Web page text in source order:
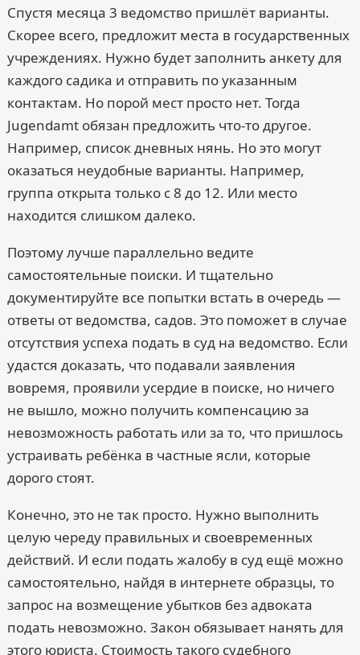
Спустя месяца 3 ведомство пришлёт варианты.
Скорее всего, предложит места в государственных
учреждениях. Нужно будет заполнить анкету для
каждого садика и отправить по указанным
контактам. Но порой мест просто нет. Тогда
Jugendamt обязан предложить что-то другое.
Например, список дневных нянь. Но это могут
оказаться неудобные варианты. Например,
группа открыта только с 8 до 12. Или место
находится слишком далеко.
Поэтому лучше параллельно ведите
самостоятельные поиски. И тщательно
документируйте все попытки встать в очередь —
ответы от ведомства, садов. Это поможет в случае
отсутствия успеха подать в суд на ведомство. Если
удастся доказать, что подавали заявления
вовремя, проявили усердие в поиске, но ничего
не вышло, можно получить компенсацию за
невозможность работать или за то, что пришлось
устраивать ребёнка в частные ясли, которые
дорого стоят.
Конечно, это не так просто. Нужно выполнить
целую череду правильных и своевременных
действий. И если подать жалобу в суд ещё можно
самостоятельно, найдя в интернете образцы, то
запрос на возмещение убытков без адвоката
подать невозможно. Закон обязывает нанять для
этого юриста. Стоимость такого судебного